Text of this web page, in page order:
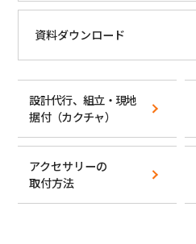
資料ダウンロード
設計代行、組立・現地
据付（カクチャ）
アクセサリーの
取付方法